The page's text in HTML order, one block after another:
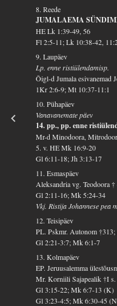
8. Reede
JUMALAEMA
HE Lk 1:39-49, 56
Fl 2:5-11; Lk 10:38-42,
9. Laupäev
Lp. enne ristiülendamisp.
Õigl-d Jumala esivanemad
1Kr 2:6-9; Mt 10:37-11:1
10. Pühapäev
Vanavanemate päev
14. pp., pp. enne
Mr-d Minodoora,
5. v. HE Mk 16:9-20
Gl 6:11-18; Jh 3:13-17
11. Esmaspäev
Aleksandria vg. Teodoora
Gl 2:11-16; Mk 5:24-34
Vkj. Ristija Johannese pea
12. Teisipäev
PL. Pskmr. Autonom
Gl 2:21-3:7; Mk 6:1-7
13. Kolmapäev
EP. Jeruusalemma
Mr. Korniili Sajapealik †I s.
Gl 3:15-22; Mk 6:7-13 (K)
Gl 3:23-4:5; Mk 6:30-45